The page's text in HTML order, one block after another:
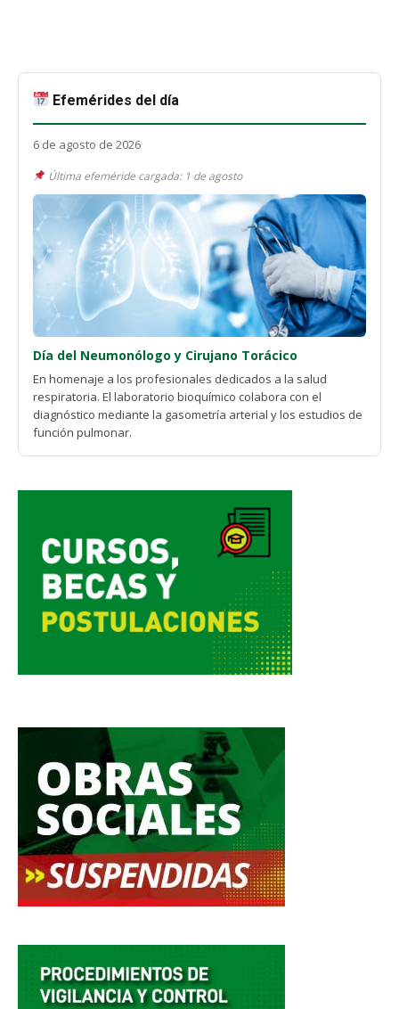
Efemérides del día
6 de agosto de 2026
Última efeméride cargada: 1 de agosto
Día del Neumonólogo y Cirujano Torácico
En homenaje a los profesionales dedicados a la salud
respiratoria. El laboratorio bioquímico colabora con el
diagnóstico mediante la gasometría arterial y los estudios de
función pulmonar.